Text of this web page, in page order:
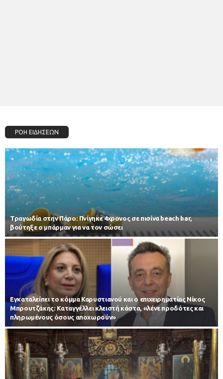
ΡΟΗ ΕΙΔΗΣΕΩΝ
Τραγωδία στην Πάρο: Πνίγηκε 4χρονος σε πισίνα beach bar,
βούτηξε ο μπάρμαν για να τον σώσει
Εγκαταλείπει το κόμμα Καρυστιανού και ο επιχειρηματίας Νίκος
Μπρουτζάκης: Καταγγέλλει κλειστή κάστα, «λένε προδότες και
πληρωμένους όσους αποχωρούν»